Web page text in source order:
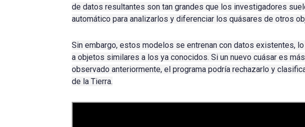
de datos resultantes son tan grandes que los investigadores
automático para analizarlos y diferenciar los quásares de otros
Sin embargo, estos modelos se entrenan con datos existentes,
a objetos similares a los ya conocidos. Si un nuevo cuásar es
observado anteriormente, el programa podría rechazarlo y
de la Tierra.